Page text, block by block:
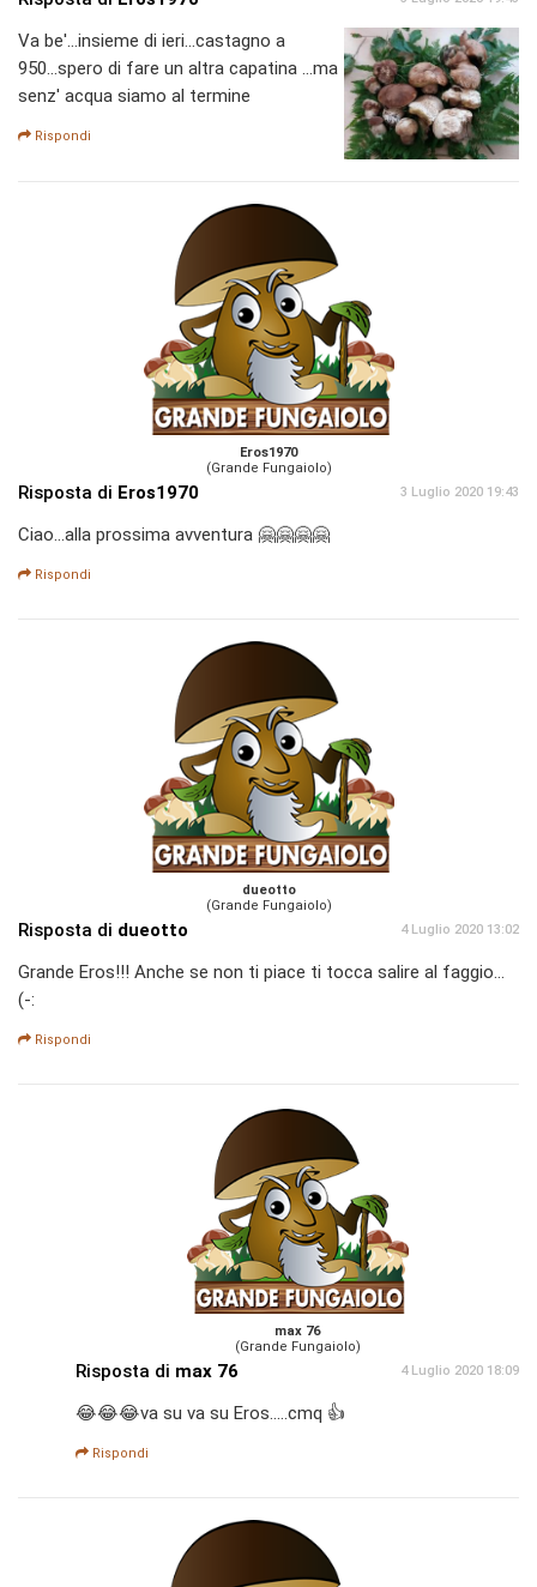
Va be'...insieme di ieri...castagno a
950...spero di fare un altra capatina ...ma
senz' acqua siamo al termine
Rispondi
Eros1970
(Grande Fungaiolo)
Risposta di Eros1970 3 Luglio 2020 19:43
Ciao...alla prossima avventura 🤗🤗🤗🤗
Rispondi
dueotto
(Grande Fungaiolo)
Risposta di dueotto 4 Luglio 2020 13:02
Grande Eros!!! Anche se non ti piace ti tocca salire al faggio...
(-:
Rispondi
max 76
(Grande Fungaiolo)
Risposta di max 76 4 Luglio 2020 18:09
😂😂😂va su va su Eros.....cmq 👍
Rispondi